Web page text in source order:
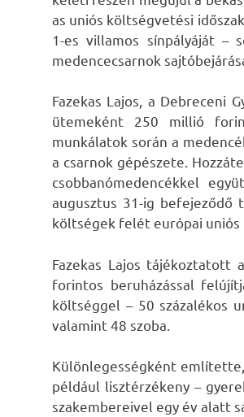
as uniós költségvetési
1-es villamos sínpályáját –
medencecsarnok
Fazekas Lajos, a Debreceni
ütemeként 250 millió
munkálatok során a
a csarnok gépészete.
csobbanómedencékkel
augusztus 31-ig
költségek felét európai
Fazekas Lajos tájékoztatott
forintos beruházással
költséggel – 50 százalékos
valamint 48 szoba.
Különlegességként
például lisztérzékeny –
szakembereivel egy év alatt